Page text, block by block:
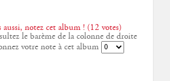
aussi, notez cet album ! (12 votes)
le barème de la colonne de droite
votre note à cet album